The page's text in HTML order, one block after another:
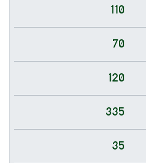
110
70
120
335
35